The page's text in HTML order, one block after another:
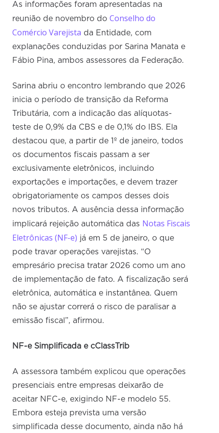
As informações foram apresentadas na
reunião de novembro doConselho do
Comércio Varejista da Entidade, com
explanações conduzidas por Sarina Manata e
Fábio Pina, ambos assessores da Federação.
Sarina abriu o encontro lembrando que 2026
inicia o período de transição da Reforma
Tributária, com a indicação das alíquotas-
teste de 0,9% da CBS e de 0,1% do IBS. Ela
destacou que, a partir de 1º de janeiro, todos
os documentos fiscais passam a ser
exclusivamente eletrônicos, incluindo
exportações e importações, e devem trazer
obrigatoriamente os campos desses dois
novos tributos. A ausência dessa informação
implicará rejeição automática das Notas Fiscais
Eletrônicas (NF-e) já em 5 de janeiro, o que
pode travar operações varejistas. “O
empresário precisa tratar 2026 como um ano
de implementação de fato. A fiscalização será
eletrônica, automática e instantânea. Quem
não se ajustar correrá o risco de paralisar a
emissão fiscal”, afirmou.
NF-e Simplificada e cClassTrib
A assessora também explicou que operações
presenciais entre empresas deixarão de
aceitar NFC-e, exigindo NF-e modelo 55.
Embora esteja prevista uma versão
simplificada desse documento, ainda não há